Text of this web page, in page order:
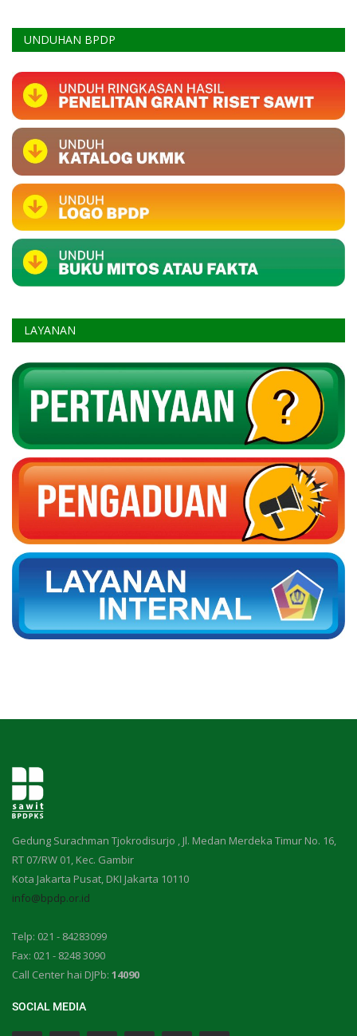
UNDUHAN BPDP
LAYANAN
Gedung Surachman Tjokrodisurjo , Jl. Medan Merdeka Timur No. 16,
RT 07/RW 01, Kec. Gambir
Kota Jakarta Pusat, DKI Jakarta 10110
info@bpdp.or.id
Telp: 021 - 84283099
Fax: 021 - 8248 3090
Call Center hai DJPb: 14090
SOCIAL MEDIA